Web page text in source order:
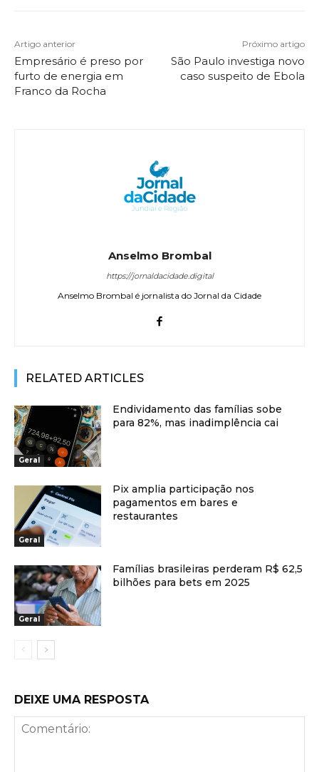
Artigo anterior
Empresário é preso por
furto de energia em
Franco da Rocha
Próximo artigo
São Paulo investiga novo
caso suspeito de Ebola
Anselmo Brombal
https://jornaldacidade.digital
Anselmo Brombal é jornalista do Jornal da Cidade
RELATED ARTICLES
Geral
Endividamento das famílias sobe
para 82%, mas inadimplência cai
Geral
Pix amplia participação nos
pagamentos em bares e
restaurantes
Geral
Famílias brasileiras perderam R$ 62,5
bilhões para bets em 2025
DEIXE UMA RESPOSTA